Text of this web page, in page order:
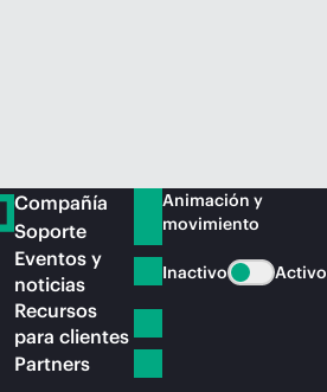
Compañía
Soporte
Eventos y
noticias
Recursos
para clientes
Partners
Animación y
movimiento
Inactivo Activo